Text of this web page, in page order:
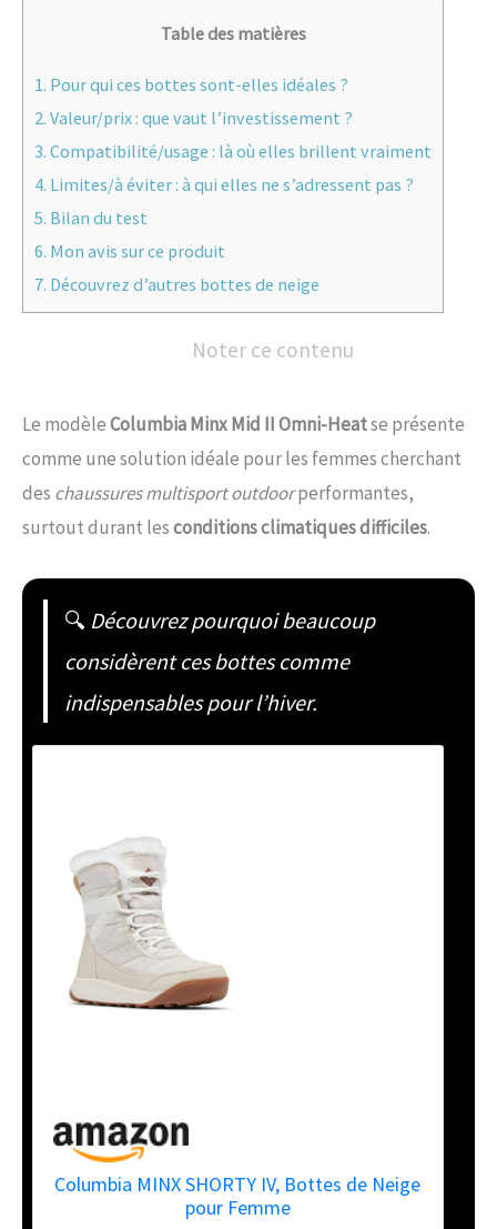
Table des matières
1. Pour qui ces bottes sont-elles idéales ?
2. Valeur/prix : que vaut l’investissement ?
3. Compatibilité/usage : là où elles brillent vraiment
4. Limites/à éviter : à qui elles ne s’adressent pas ?
5. Bilan du test
6. Mon avis sur ce produit
7. Découvrez d’autres bottes de neige
Noter ce contenu
Le modèleColumbia Minx Mid II Omni-Heatse présente
comme une solution idéale pour les femmes cherchant
des chaussures multisport outdoorperformantes,
surtout durant lesconditions climatiques difficiles.
🔍 Découvrez pourquoi beaucoup
considèrent ces bottes comme
indispensables pour l’hiver.
Columbia MINX SHORTY IV, Bottes de Neige
pour Femme